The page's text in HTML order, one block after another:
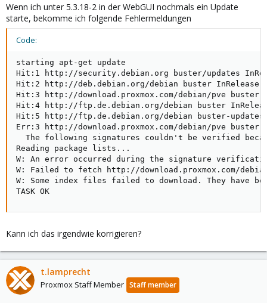
Wenn ich unter 5.3.18-2 in der WebGUI nochmals ein Update
starte, bekomme ich folgende Fehlermeldungen
Code:
starting apt-get update
Hit:1 http://security.debian.org buster/updates
Hit:2 http://deb.debian.org/debian buster InRelease
Hit:3 http://download.proxmox.com/debian/pve buster
Hit:4 http://ftp.de.debian.org/debian buster
Hit:5 http://ftp.de.debian.org/debian buster-updates
Err:3 http://download.proxmox.com/debian/pve buster
The following signatures couldn't be verified
Reading package lists...
W: An error occurred during the signature
W: Failed to fetch http://download.proxmox.com/
W: Some index files failed to download. They have
TASK OK
Kann ich das irgendwie korrigieren?
t.lamprecht
Proxmox Staff Member Staff member